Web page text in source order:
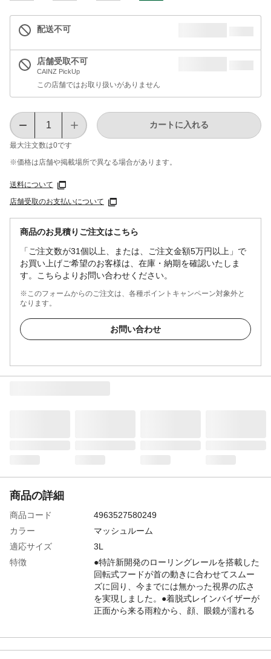
配送不可
店舗受取不可
CAINZ PickUp
この店舗ではお取り扱いがありません
最大注文数は0です
カートに入れる
※価格は​店舗や​掲載場所で​異なる​場合が​あります。
送料について
店舗受取のお支払いについて
商品のお見積りご注文はこちら
「ご注文数が31個以上、または、ご注文金額5万円以上」で
お買い上げご希望のお客様は、在庫・納期を確認いたしま
す。こちらよりお問い合わせください。
※このフォームからのご注文は、各種ポイントキャンペーン対象外と
なります。
お問い合わせ
商品の詳細
商品コード
4963527580249
カラー
マッシュルーム
適応サイズ
3L
特徴
●特許新開発のローリングレールを搭載した
回転式フードが首の動きに合わせてスムー
ズに回り、今までには無かった視界の広さ
を実現しました。●着脱式レインバイザーが
正面から来る雨粒から、顔、眼鏡が濡れる
用途
通勤、通学、一般作業、アウトドア等に。